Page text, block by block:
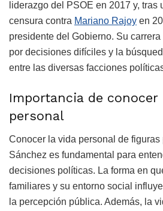
liderazgo del PSOE en 2017 y, tras
censura contra Mariano Rajoy en
presidente del Gobierno. Su
por decisiones difíciles y la
entre las diversas facciones
Importancia de conocer
personal
Conocer la vida personal de
Sánchez es fundamental para
decisiones políticas. La forma en
familiares y su entorno social
la percepción pública. Además, la